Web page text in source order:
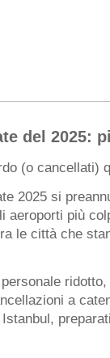
del 2025:
(o cancellati)
2025 si
aeroporti più
le città che
a